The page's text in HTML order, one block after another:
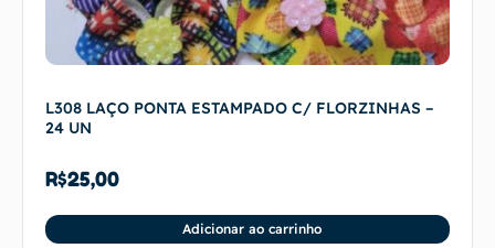
L308 LAÇO PONTA ESTAMPADO C/ FLORZINHAS –
24 UN
R$25,00
Adicionar ao carrinho